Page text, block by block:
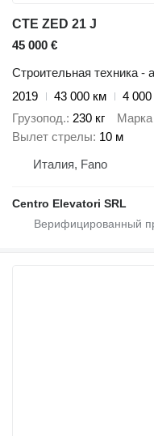
CTE ZED 21 J
45 000 €
Строительная техника -
2019
43 000 км
4
Грузопод. 230 кг
Вылет стрелы 10 м
Италия, Fano
Centro Elevatori SRL